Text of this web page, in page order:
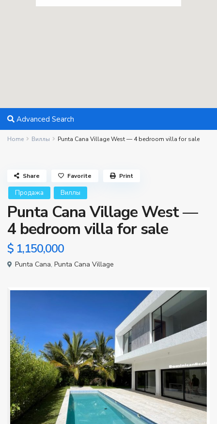
Advanced Search
Home Виллы Punta Cana Village West — 4 bedroom villa for sale
Продажа Виллы
Punta Cana Village West —
4 bedroom villa for sale
$ 1,150,000
Punta Cana, Punta Cana Village
Share Favorite Print